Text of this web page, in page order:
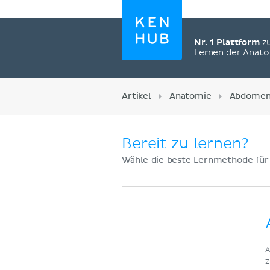
Nr. 1 Plattform
Lernen der
Artikel Anatomie
Bereit zu lernen?
Wähle die beste Lernmethode für